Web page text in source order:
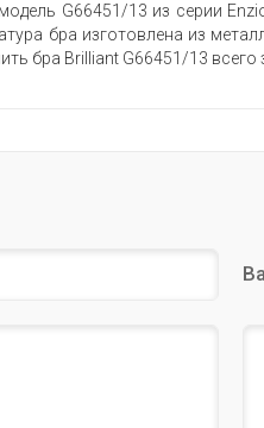
G66451/13 из серии
бра изготовлена из
бра Brilliant G66451/13